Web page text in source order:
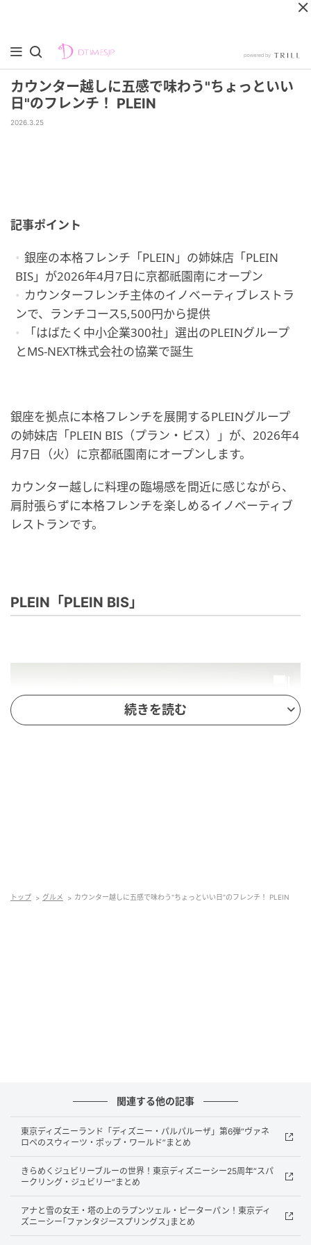
カウンター越しに五感で味わう"ちょっといい
日"のフレンチ！ PLEIN
2026.3.25
記事ポイント
銀座の本格フレンチ「PLEIN」の姉妹店「PLEIN
BIS」が2026年4月7日に京都祇園南にオープン
カウンターフレンチ主体のイノベーティブレストラ
ンで、ランチコース5,500円から提供
「はばたく中小企業300社」選出のPLEINグループ
とMS-NEXT株式会社の協業で誕生
銀座を拠点に本格フレンチを展開するPLEINグループ
の姉妹店「PLEIN BIS（プラン・ビス）」が、2026年4
月7日（火）に京都祇園南にオープンします。
カウンター越しに料理の臨場感を間近に感じながら、
肩肘張らずに本格フレンチを楽しめるイノベーティブ
レストランです。
PLEIN「PLEIN BIS」
臨場感のあるカウンター席で、料理・香り・音・空気
感を間近に感じながら、日常と非日常の間にある心地
よい時間を過ごせます。
コース内容は季節に応じて変わり、ランチは5,500円か
ら、ディナーは12,000円から提供されています。
続きを読む
トップ グルメ カウンター越しに五感で味わう"ちょっといい日"のフレンチ！ PLEIN
関連する他の記事
東京ディズニーランド「ディズニー・パルパルーザ」第6弾“ヴァネ
ロペのスウィーツ・ポップ・ワールド”まとめ
きらめくジュビリーブルーの世界！東京ディズニーシー25周年“スパ
ークリング・ジュビリー”まとめ
アナと雪の女王・塔の上のラプンツェル・ピーターパン！東京ディ
ズニーシー｢ファンタジースプリングス｣まとめ